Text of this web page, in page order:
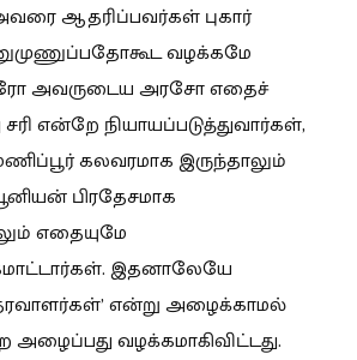
ஆதரிப்பவர்கள் புகார்
வழக்கமே
அவருடைய அரசோ எதைச்
என்றே நியாயப்படுத்துவார்கள்,
கலவரமாக இருந்தாலும்
பிரதேசமாக
எதையுமே
இதனாலேயே
என்று அழைக்காமல்
அழைப்பது வழக்கமாகிவிட்டது.